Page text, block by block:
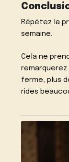
Répétez la
semaine.
Cela ne
ferme, plus
rides